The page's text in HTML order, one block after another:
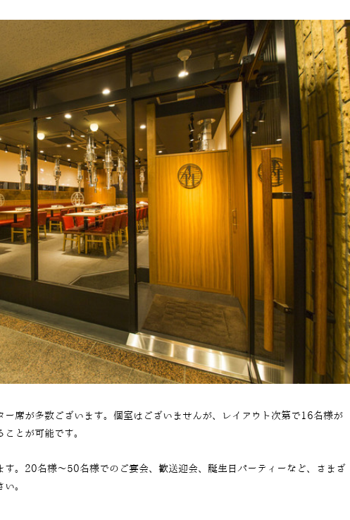
ー席が多数ございます。個室はございませんが、レイアウト次第で16名様が
とが可能です。
す。20名様～50名様でのご宴会、歓送迎会、誕生日パーティーなど、さまざ
。